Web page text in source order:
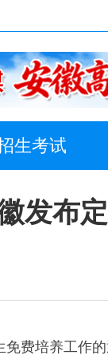
生考试
发布
费培养工作的